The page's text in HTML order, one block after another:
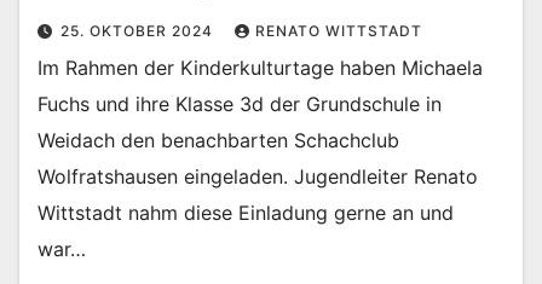
25. OKTOBER 2024 RENATO WITTSTADT
Im Rahmen der Kinderkulturtage haben Michaela
Fuchs und ihre Klasse 3d der Grundschule in
Weidach den benachbarten Schachclub
Wolfratshausen eingeladen. Jugendleiter Renato
Wittstadt nahm diese Einladung gerne an und
war…